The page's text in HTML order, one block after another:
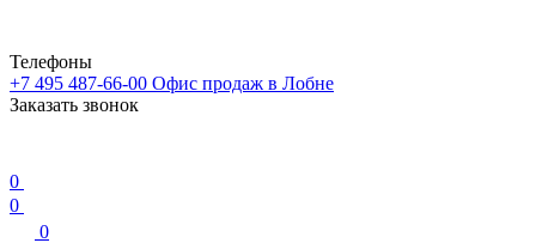
Телефоны
+7 495 487-66-00 Офис продаж в Лобне
Заказать звонок
0
0
0